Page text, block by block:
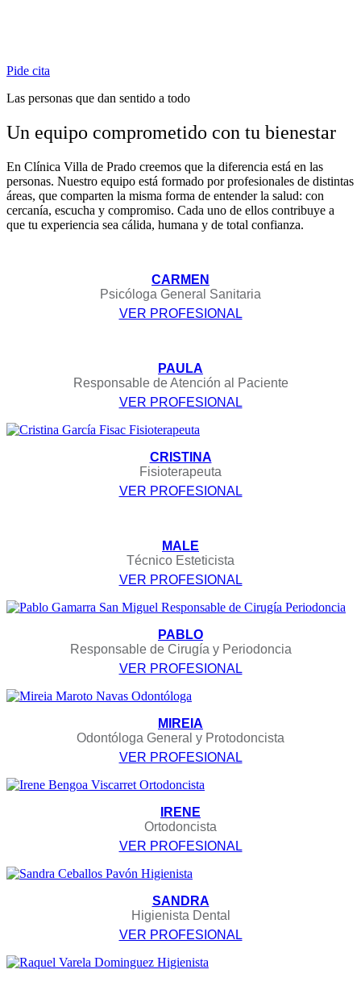
Pide cita
Las personas que dan sentido a todo
Un equipo comprometido con tu bienestar
En Clínica Villa de Prado creemos que la diferencia está en las
personas. Nuestro equipo está formado por profesionales de distintas
áreas, que comparten la misma forma de entender la salud: con
cercanía, escucha y compromiso. Cada uno de ellos contribuye a
que tu experiencia sea cálida, humana y de total confianza.
CARMEN
Psicóloga General Sanitaria
VER PROFESIONAL
PAULA
Responsable de Atención al Paciente
VER PROFESIONAL
CRISTINA
Fisioterapeuta
VER PROFESIONAL
MALE
Técnico Esteticista
VER PROFESIONAL
PABLO
Responsable de Cirugía y Periodoncia
VER PROFESIONAL
MIREIA
Odontóloga General y Protodoncista
VER PROFESIONAL
IRENE
Ortodoncista
VER PROFESIONAL
SANDRA
Higienista Dental
VER PROFESIONAL